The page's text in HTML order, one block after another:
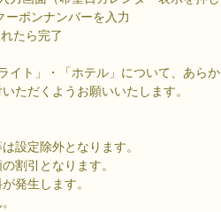
ーポンナンバーを入力
たら完了
イト」・「ホテル」について、あらか
ただくようお願いいたします。
設定除外となります。
割引となります。
発生します。